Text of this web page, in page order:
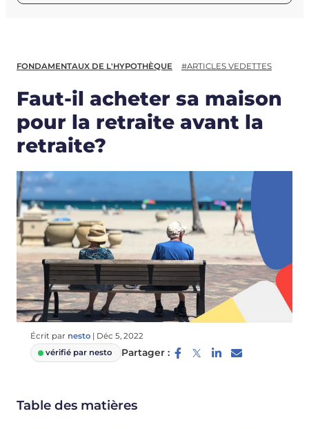
FONDAMENTAUX DE L'HYPOTHÈQUE #ARTICLES VEDETTES
Faut-il acheter sa maison
pour la retraite avant la
retraite?
Écrit par nesto | Déc 5, 2022
vérifié par nesto
Partager :
Table des matières